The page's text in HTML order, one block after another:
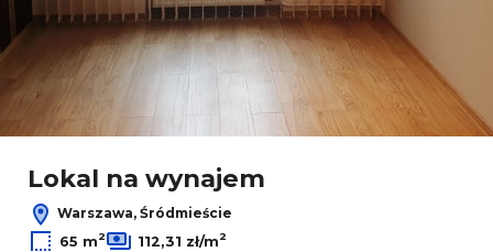
Lokal na wynajem
Warszawa, Śródmieście
65 m2 112,31 zł/m2